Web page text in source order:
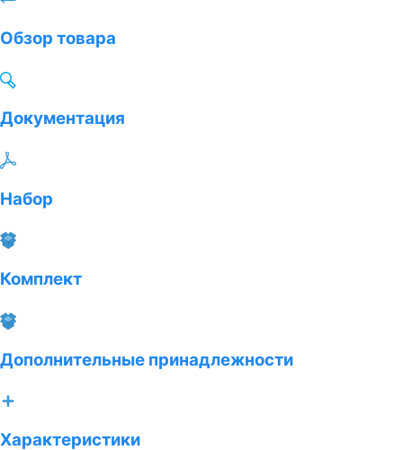
Обзор товара
Документация
Набор
Комплект
Дополнительные принадлежности
Характеристики